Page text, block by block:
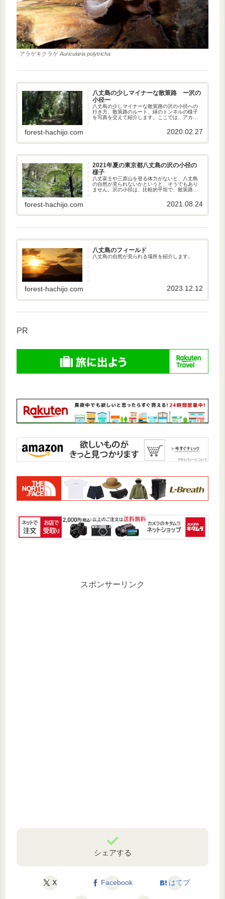
アラゲキクラゲ Auricularia polytricha
八丈島の少しマイナーな散策路 ー沢の
小径ー
八丈島の少しマイナーな散策路の沢の小径への
行き方、散策路のルート、緑のトンネルの様子
を写真を交えて紹介します。ここでは、アカコ
ストンヤマガラ、カラスバト、ウグイス、イイ
forest-hachijo.com 2020.02.27
2021年夏の東京都八丈島の沢の小径の
様子
八丈富士や三原山を登る体力がないと、八丈島
の自然が見られないかというと、そうでもあり
ません。沢の小径は、比較的平坦で、散策路は
ことができます。見どころと、気をつけなけれ
forest-hachijo.com 2021.08.24
八丈島のフィールド
八丈島の自然が見られる場所を紹介します。
forest-hachijo.com 2023.12.12
PR
スポンサーリンク
シェアする
X Facebook はてブ